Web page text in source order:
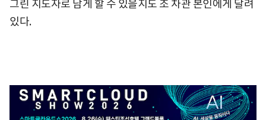
그린 지도자로 남게 할 수 있을지도 조 차관 본인에게 달려
있다.